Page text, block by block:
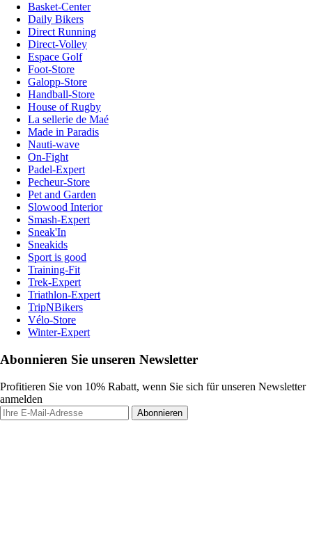
Basket-Center
Daily Bikers
Direct Running
Direct-Volley
Espace Golf
Foot-Store
Galopp-Store
Handball-Store
House of Rugby
La sellerie de Maé
Made in Paradis
Nauti-wave
On-Fight
Padel-Expert
Pecheur-Store
Pet and Garden
Slowood Interior
Smash-Expert
Sneak'In
Sneakids
Sport is good
Training-Fit
Trek-Expert
Triathlon-Expert
TripNBikers
Vélo-Store
Winter-Expert
Abonnieren Sie unseren Newsletter
Profitieren Sie von 10% Rabatt, wenn Sie sich für unseren Newsletter
anmelden
Abonnieren